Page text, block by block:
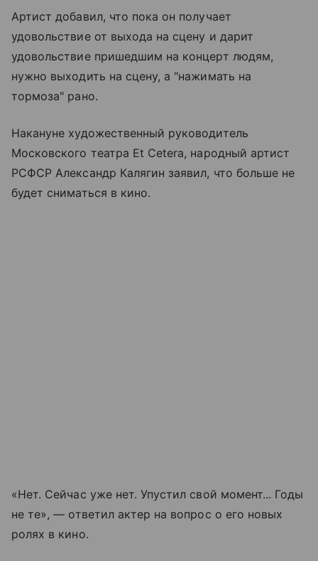
Артист добавил, что пока он получает
удовольствие от выхода на сцену и дарит
удовольствие пришедшим на концерт людям,
нужно выходить на сцену, а "нажимать на
тормоза" рано.
Накануне художественный руководитель
Московского театра Et Cetera, народный артист
РСФСР Александр Калягин заявил, что больше не
будет сниматься в кино.
«Нет. Сейчас уже нет. Упустил свой момент... Годы
не те», — ответил актер на вопрос о его новых
ролях в кино.